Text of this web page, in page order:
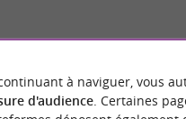
à naviguer, vous
d'audience. Certaines